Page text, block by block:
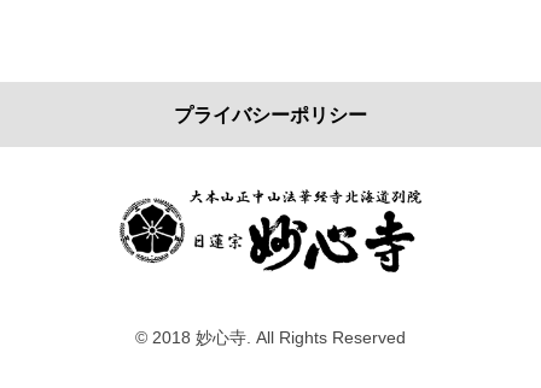
プライバシーポリシー
© 2018 妙心寺. All Rights Reserved